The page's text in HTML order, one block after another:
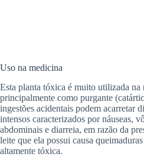
Uso na medicina
Esta planta tóxica é muito utilizada na
principalmente como purgante
ingestões acidentais podem acarretar
intensos caracterizados por náuseas,
abdominais e diarreia, em razão da
leite que ela possui causa
altamente tóxica.